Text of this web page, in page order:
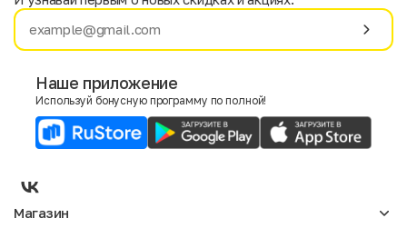
Имя
E-mail
Мужской
Наше приложение
Используй бонусную программу по полной!
Магазин